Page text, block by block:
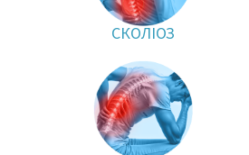
СКОЛІОЗ